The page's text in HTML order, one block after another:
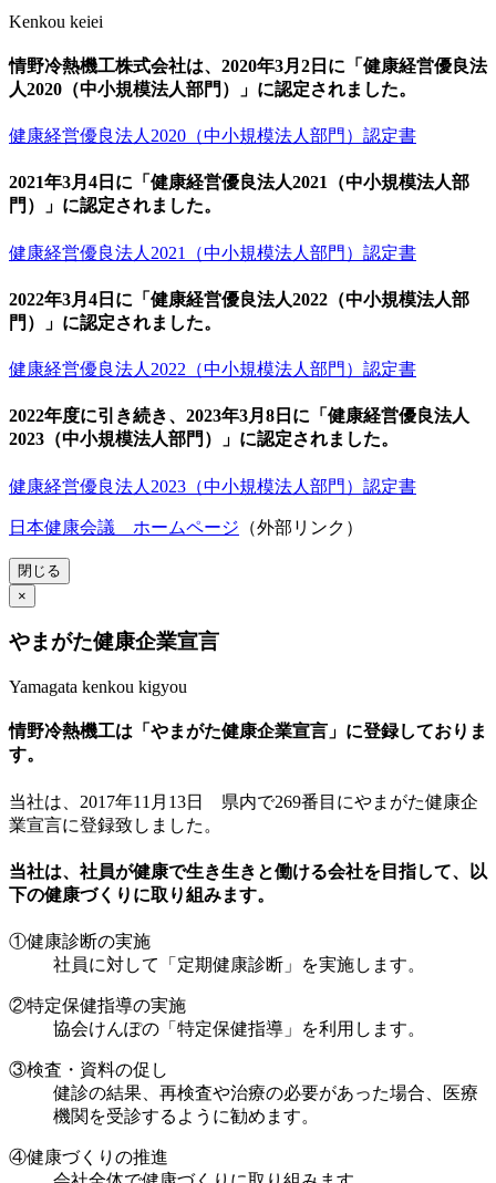
Kenkou keiei
情野冷熱機工株式会社は、2020年3月2日に「健康経営優良法
人2020（中小規模法人部門）」に認定されました。
健康経営優良法人2020（中小規模法人部門）認定書
2021年3月4日に「健康経営優良法人2021（中小規模法人部
門）」に認定されました。
健康経営優良法人2021（中小規模法人部門）認定書
2022年3月4日に「健康経営優良法人2022（中小規模法人部
門）」に認定されました。
健康経営優良法人2022（中小規模法人部門）認定書
2022年度に引き続き、2023年3月8日に「健康経営優良法人
2023（中小規模法人部門）」に認定されました。
健康経営優良法人2023（中小規模法人部門）認定書
日本健康会議 ホームページ （外部リンク）
閉じる
×
やまがた健康企業宣言
Yamagata kenkou kigyou
情野冷熱機工は「やまがた健康企業宣言」に登録しておりま
す。
当社は、2017年11月13日 県内で269番目にやまがた健康企
業宣言に登録致しました。
当社は、社員が健康で生き生きと働ける会社を目指して、以
下の健康づくりに取り組みます。
①健康診断の実施
社員に対して「定期健康診断」を実施します。
②特定保健指導の実施
協会けんぽの「特定保健指導」を利用します。
③検査・資料の促し
健診の結果、再検査や治療の必要があった場合、医療
機関を受診するように勧めます。
④健康づくりの推進